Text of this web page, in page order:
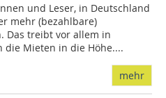
und Leser, in Deutschland
mehr (bezahlbare)
Das treibt vor allem in
die Mieten in die Höhe....
mehr